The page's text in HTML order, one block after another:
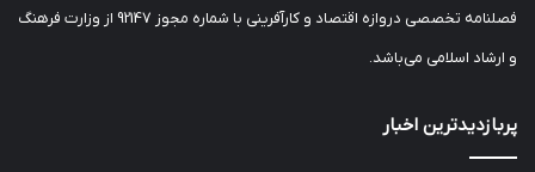
فصلنامه تخصصی دروازه اقتصاد و کارآفرینی با شماره مجوز 92147 از وزارت فرهنگ
و ارشاد اسلامی می‌باشد.
پربازدیدترین اخبار